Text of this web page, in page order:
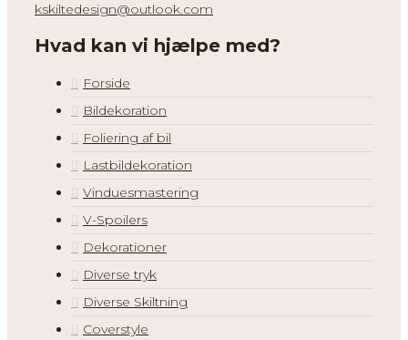
kskiltedesign@outlook.com
Hvad kan vi hjælpe med?
Forside
Bildekoration
Foliering af bil
Lastbildekoration
Vinduesmastering
V-Spoilers
Dekorationer
Diverse tryk
Diverse Skiltning
Coverstyle